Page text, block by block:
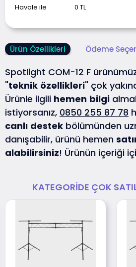
Havale ile 0 TL
Ürün Özellikleri Ödeme
Spotlight COM-12 F
"teknik özellikleri" çok
Ürünle ilgili hemen bilgi
istiyorsanız, 0850 255 87 78
canlı destek bölümünden
danışabilir, ürünü hemen
alabilirsiniz! Ürünün içeriği
KATEGORIDE ÇOK